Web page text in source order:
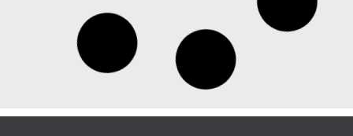
Xiaomi lança câmera de segurança com painel
solar e que funciona sem Wi-Fi
A Xiaomi lançou na China a Smart Solar Camera 4 Pro
4G Dual-Camera Edition, a nova câmera de segurança
desenvolvida para funcionar em locais sem acesso à